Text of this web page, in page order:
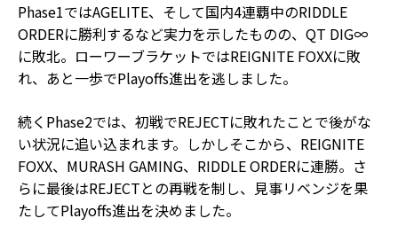
Phase1ではAGELITE、そして国内4連覇中のRIDDLE
ORDERに勝利するなど実力を示したものの、QT DIG∞
に敗北。ローワーブラケットではREIGNITE FOXXに敗
れ、あと一歩でPlayoffs進出を逃しました。
続くPhase2では、初戦でREJECTに敗れたことで後がな
い状況に追い込まれます。しかしそこから、REIGNITE
FOXX、MURASH GAMING、RIDDLE ORDERに連勝。さ
らに最後はREJECTとの再戦を制し、見事リベンジを果
たしてPlayoffs進出を決めました。